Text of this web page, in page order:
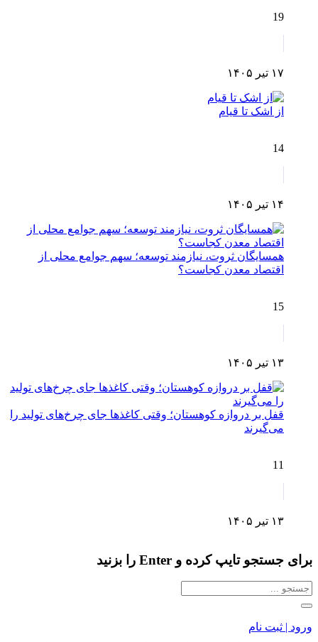
19
۱۷ تیر ۱۴۰۵
از اشک تا قیام
14
۱۴ تیر ۱۴۰۵
همسایگان ثروت، نیازمند توسعه؛ سهم جوامع محلی از
اقتصاد معدن کجاست؟
15
۱۳ تیر ۱۴۰۵
قفل بر دروازه کوهستان؛ وقتی کاغذها جای چرخ‌های تولید را
می‌گیرند
11
۱۳ تیر ۱۴۰۵
برای جستجو تایپ کرده و Enter را بزنید
ورود | ثبت نام